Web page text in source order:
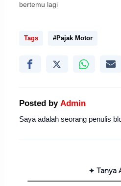
bertemu lagi
Tags #Pajak Motor
Posted by Admin
Saya adalah seorang penulis
✦ Tanya